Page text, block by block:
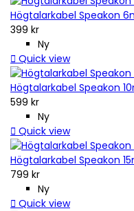
Högtalarkabel Speakon
399 kr
Ny
 Quick view
Högtalarkabel Speakon
599 kr
Ny
 Quick view
Högtalarkabel Speakon
799 kr
Ny
 Quick view